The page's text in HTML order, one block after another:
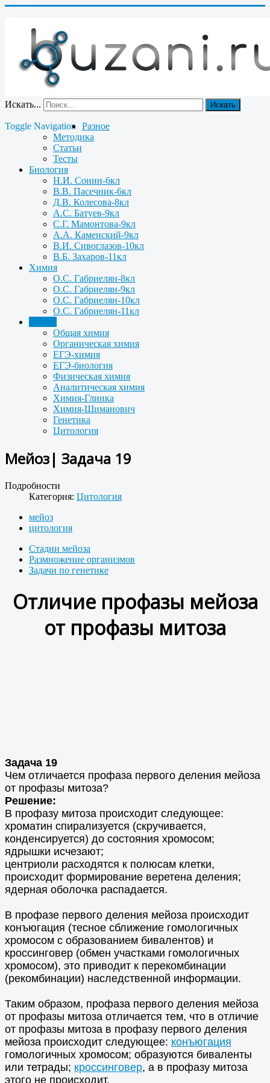
Искать... Искать
Toggle Navigation
Разное
Методика
Статьи
Тесты
Биология
Н.И. Сонин-6кл
В.В. Пасечник-6кл
Д.В. Колесова-8кл
А.С. Батуев-9кл
С.Г. Мамонтова-9кл
А.А. Каменский-9кл
В.И. Сивоглазов-10кл
В.Б. Захаров-11кл
Химия
О.С. Габриелян-8кл
О.С. Габриелян-9кл
О.С. Габриелян-10кл
О.С. Габриелян-11кл
Общая химия
Органическая химия
ЕГЭ-химия
ЕГЭ-биология
Физическая химия
Аналитическая химия
Химия-Глинка
Химия-Шиманович
Генетика
Цитология
Мейоз| Задача 19
Подробности
Категория: Цитология
мейоз
цитология
Стадии мейоза
Размножение организмов
Задачи по генетике
Отличие профазы мейоза
от профазы митоза
Задача 19
Чем отличается профаза первого деления мейоза
от профазы митоза?
Решение:
В профазу митоза происходит следующее:
хроматин спирализуется (скручивается,
конденсируется) до состояния хромосом;
ядрышки исчезают;
центриоли расходятся к полюсам клетки,
происходит формирование веретена деления;
ядерная оболочка распадается.
В профазе первого деления мейоза происходит
конъюгация (тесное сближение гомологичных
хромосом с образованием бивалентов) и
кроссинговер (обмен участками гомологичных
хромосом), это приводит к перекомбинации
(рекомбинации) наследственной информации.
Таким образом, профаза первого деления мейоза
от профазы митоза отличается тем, что в отличие
от профазы митоза в профазу первого деления
мейоза происходит следующее: конъюгация
гомологичных хромосом; образуются биваленты
или тетрады; кроссинговер, а в профазу митоза
этого не происходит.